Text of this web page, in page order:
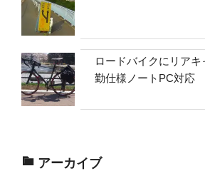
ロードバイクにリア
勤仕様ノートPC対応
アーカイブ